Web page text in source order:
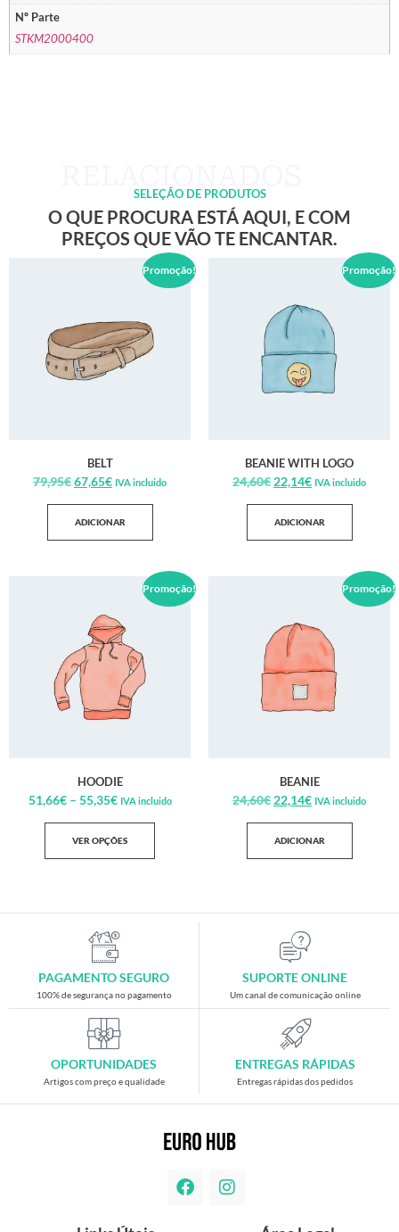
Nº Parte
STKM2000400
SELEÇÃO DE PRODUTOS
O QUE PROCURA ESTÁ AQUI, E COM
PREÇOS QUE VÃO TE ENCANTAR.
Promoção!
BELT
79,95€67,65€ IVA incluido
ADICIONAR
Promoção!
BEANIE WITH LOGO
24,60€ 22,14€ IVA incluido
ADICIONAR
Promoção!
HOODIE
51,66€ – 55,35€ IVA incluido
VER OPÇÕES
Promoção!
BEANIE
24,60€ 22,14€ IVA incluido
ADICIONAR
PAGAMENTO SEGURO
100% de segurança no pagamento
SUPORTE ONLINE
Um canal de comunicação online
OPORTUNIDADES
Artigos com preço e qualidade
ENTREGAS RÁPIDAS
Entregas rápidas dos pedidos